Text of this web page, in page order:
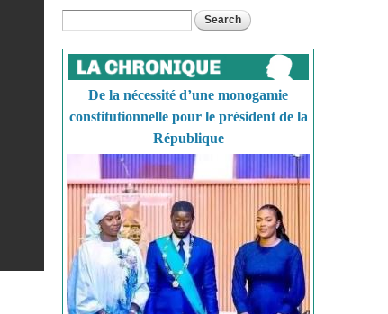
Search form
De la nécessité d’une monogamie
constitutionnelle pour le président de la
République